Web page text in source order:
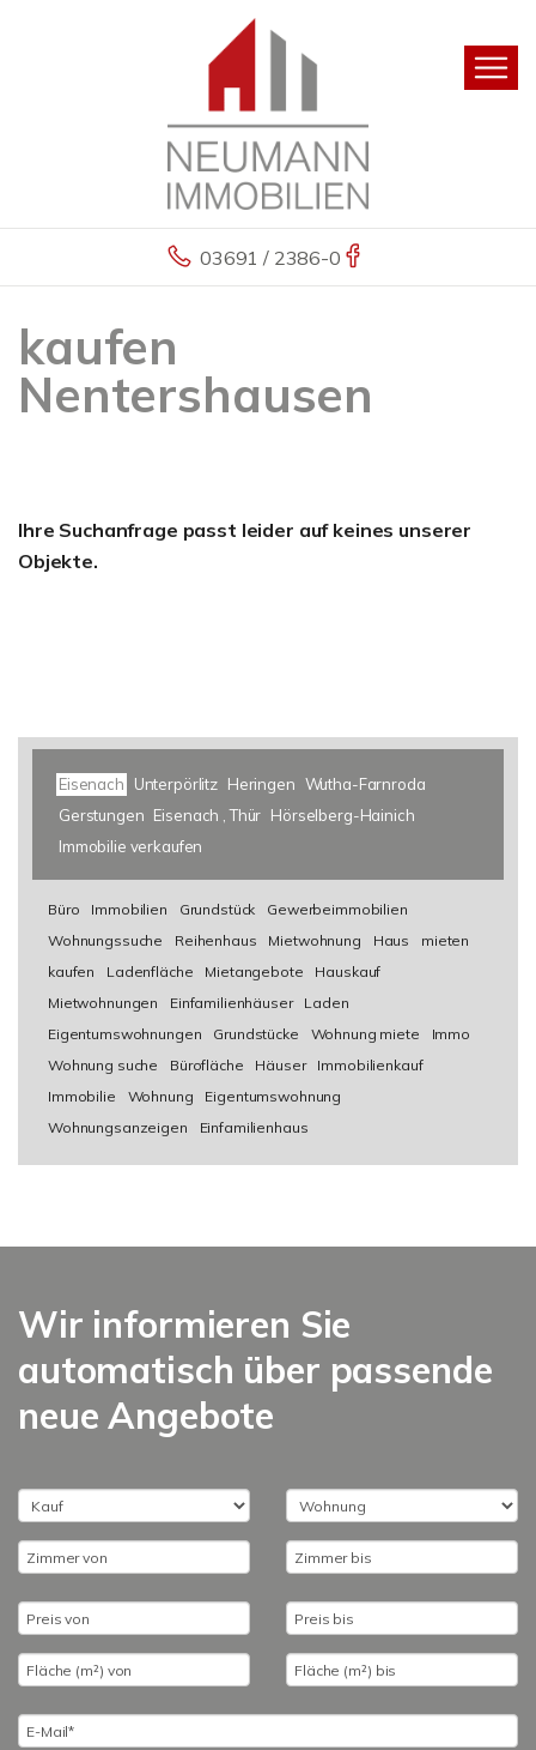
03691 / 2386-0
kaufen
Nentershausen
Ihre Suchanfrage passt leider auf keines unserer
Objekte.
Eisenach Unterpörlitz Heringen Wutha-Farnroda
Gerstungen Eisenach , Thür Hörselberg-Hainich
Immobilie verkaufen
Büro Immobilien Grundstück
Gewerbeimmobilien
Wohnungssuche
Reihenhaus Mietwohnung Haus
mieten
kaufen
Ladenfläche Mietangebote
Hauskauf
Mietwohnungen
Einfamilienhäuser
Laden
Eigentumswohnungen
Grundstücke Wohnung miete
Immo
Wohnung suche
Bürofläche Häuser
Immobilienkauf
Immobilie
Wohnung
Eigentumswohnung
Wohnungsanzeigen
Einfamilienhaus
Wir informieren Sie
automatisch über passende
neue Angebote